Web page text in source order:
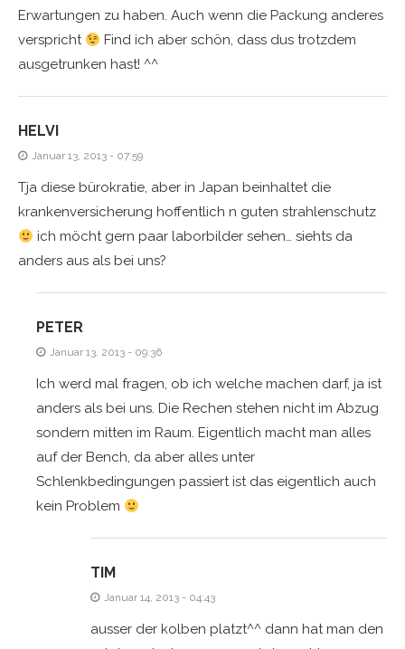
Erwartungen zu haben. Auch wenn die Packung anderes
verspricht
Find ich aber schön, dass dus trotzdem
ausgetrunken hast! ^^
HELVI
Januar 13, 2013 - 07:59
Tja diese bürokratie, aber in Japan beinhaltet die
krankenversicherung hoffentlich n guten strahlenschutz
ich möcht gern paar laborbilder sehen… siehts da
anders aus als bei uns?
PETER
Januar 13, 2013 - 09:36
Ich werd mal fragen, ob ich welche machen darf, ja ist
anders als bei uns. Die Rechen stehen nicht im Abzug
sondern mitten im Raum. Eigentlich macht man alles
auf der Bench, da aber alles unter
Schlenkbedingungen passiert ist das eigentlich auch
kein Problem
TIM
Januar 14, 2013 - 04:43
ausser der kolben platzt^^ dann hat man den